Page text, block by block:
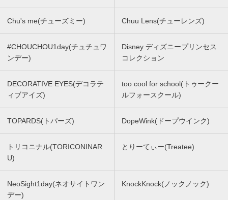
Chu's me(チューズミー) Chuu Lens(チューレンズ)
#CHOUCHOU1day(チュチュワ
ンデー)
Disney ディズニープリンセス
コレクション
DECORATIVE EYES(デコラテ
ィブアイズ)
too cool for school(トゥークー
ルフォースクール)
TOPARDS(トパーズ) DopeWink(ドープウインク)
トリコニナル(TORICONINAR
U)
とりーてぃー(Treatee)
NeoSight1day(ネオサイトワン
デー)
KnockKnock(ノックノック)